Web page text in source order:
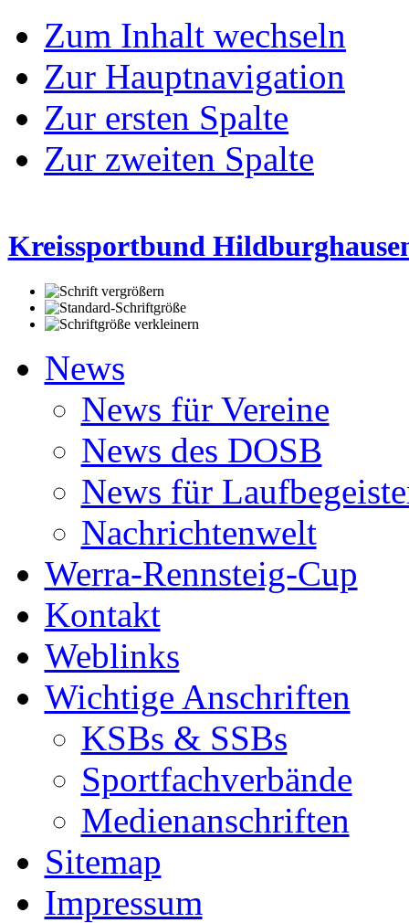
Zum Inhalt wechseln
Zur Hauptnavigation
Zur ersten Spalte
Zur zweiten Spalte
Kreissportbund
News
News für Vereine
News des DOSB
News für
Nachrichtenwelt
Werra-Rennsteig-Cup
Kontakt
Weblinks
Wichtige Anschriften
KSBs & SSBs
Sportfachverbände
Medienanschriften
Sitemap
Impressum